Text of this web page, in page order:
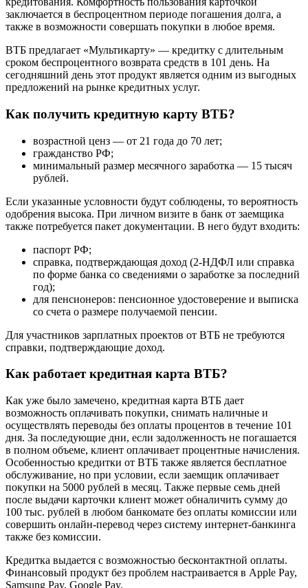
заключается в беспроцентном периоде погашения долга, а
также в возможности совершать покупки в любое время.
ВТБ предлагает «Мультикарту» — кредитку с длительным
сроком беспроцентного возврата средств в 101 день. На
сегодняшний день этот продукт является одним из выгодных
предложений на рынке кредитных услуг.
Как получить кредитную карту ВТБ?
возрастной ценз — от 21 года до 70 лет;
гражданство РФ;
минимальный размер месячного заработка — 15 тысяч
рублей.
Если указанные условности будут соблюдены, то вероятность
одобрения высока. При личном визите в банк от заемщика
также потребуется пакет документации. В него будут входить:
паспорт РФ;
справка, подтверждающая доход (2-НДФЛ или справка
по форме банка со сведениями о заработке за последний
год);
для пенсионеров: пенсионное удостоверение и выписка
со счета о размере получаемой пенсии.
Для участников зарплатных проектов от ВТБ не требуются
справки, подтверждающие доход.
Как работает кредитная карта ВТБ?
Как уже было замечено, кредитная карта ВТБ дает
возможность оплачивать покупки, снимать наличные и
осуществлять переводы без оплаты процентов в течение 101
дня. За последующие дни, если задолженность не погашается
в полном объеме, клиент оплачивает процентные начисления.
Особенностью кредитки от ВТБ также является бесплатное
обслуживание, но при условии, если заемщик оплачивает
покупки на 5000 рублей в месяц. Также первые семь дней
после выдачи карточки клиент может обналичить сумму до
100 тыс. рублей в любом банкомате без оплаты комиссии или
совершить онлайн-перевод через систему интернет-банкинга
также без комиссии.
Кредитка выдается с возможностью бесконтактной оплаты.
Финансовый продукт без проблем настраивается в Apple Pay,
Samsung Pay, Google Pay.